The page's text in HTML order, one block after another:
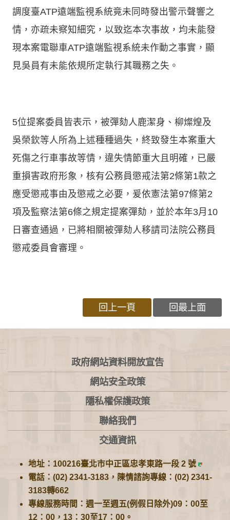
調度臺ATP遠端監視系統竟未同時發出警示聲響之
情，亦疏未察知細究，以致迄本次事故，均未能發
現本案電聯車ATP遠端監視系統未作動之事實，顯
見吳員有未能依規所定執行其職務之失。
5位提案委員皆表示，被彈劾人鹿潔身、柳燦煌及
吳榮欽等人所為上述種種過失，終致發生本案重大
死傷之行車事故等情，違失情節重大且明確，已嚴
重損害政府形象，核有公務員懲戒法第2條第1款之
應受懲戒事由及懲戒之必要，爰依憲法第97條第2
項及監察法第6條之規定提案彈劾，並於本年3月10
日審查通過，已將相關被彈劾人移請司法院公務員
懲戒委員會審理。
回上一頁 回最上面
:::
政府網站資料開放宣告
網站安全政策
隱私權保護政策
聯絡我們
交通資訊
地址：100216臺北市中正區忠孝東路一段 2 號
電話：(02) 2341-3183，陳情諮詢專線：(02) 2341-
3183轉662
專線服務時間：週一至週五(例假日除外)09：00至
12：00，13：30至17：00。